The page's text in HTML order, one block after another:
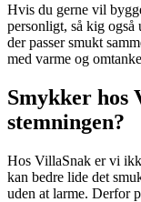
Hvis du gerne vil
personligt, så kig også
der passer smukt
med varme og
Smykker hos
stemningen?
Hos VillaSnak er vi
kan bedre lide det
uden at larme. Derfor